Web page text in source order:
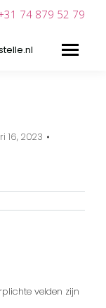
74 879 52 79
16, 2023
velden zijn